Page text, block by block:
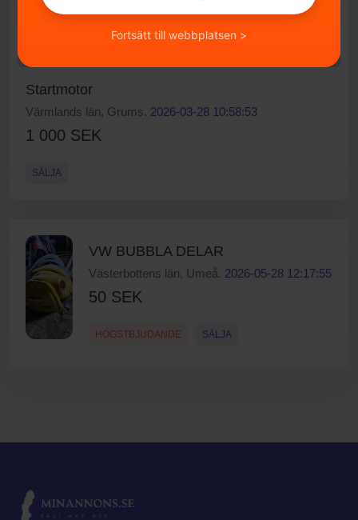
Startmotor
Värmlands län, Grums. 2026-03-28 10:58:53
1 000 SEK
SÄLJA
VW BUBBLA DELAR
Västerbottens län, Umeå. 2026-05-28 12:17:55
50 SEK
HÖGSTBJUDANDE SÄLJA
Fortsätt till webbplatsen >